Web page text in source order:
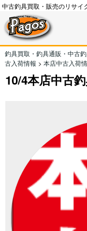
中古釣具買取・販売のリサイ
釣具買取・釣具通販・中古
古入荷情報 > 本店中古入荷
10/4本店中古